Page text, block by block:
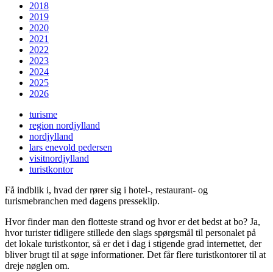
2018
2019
2020
2021
2022
2023
2024
2025
2026
turisme
region nordjylland
nordjylland
lars enevold pedersen
visitnordjylland
turistkontor
Få indblik i, hvad der rører sig i hotel-, restaurant- og
turismebranchen med dagens presseklip.
Hvor finder man den flotteste strand og hvor er det bedst at bo? Ja,
hvor turister tidligere stillede den slags spørgsmål til personalet på
det lokale turistkontor, så er det i dag i stigende grad internettet, der
bliver brugt til at søge informationer. Det får flere turistkontorer til at
dreje nøglen om.